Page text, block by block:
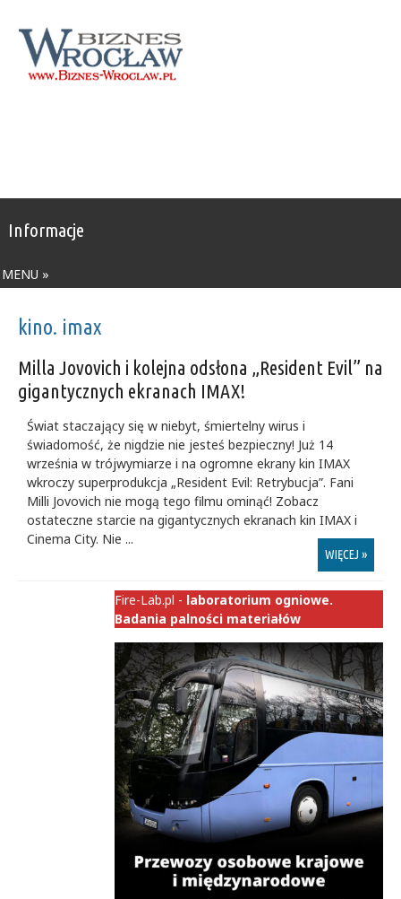
Informacje
MENU »
kino. imax
Milla Jovovich i kolejna odsłona „Resident Evil” na
gigantycznych ekranach IMAX!
Świat staczający się w niebyt, śmiertelny wirus i
świadomość, że nigdzie nie jesteś bezpieczny! Już 14
września w trójwymiarze i na ogromne ekrany kin IMAX
wkroczy superprodukcja „Resident Evil: Retrybucja”. Fani
Milli Jovovich nie mogą tego filmu ominąć! Zobacz
ostateczne starcie na gigantycznych ekranach kin IMAX i
Cinema City. Nie ...
WIĘCEJ »
Fire-Lab.pl - laboratorium ogniowe.
Badania palności materiałów